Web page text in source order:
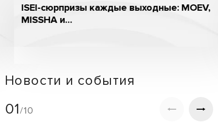
ISEI-сюрпризы каждые выходные: MOEV,
MISSHA и...
Новости и события
01/10